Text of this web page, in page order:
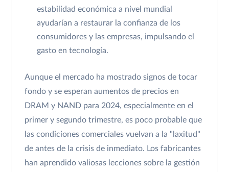
estabilidad económica a nivel mundial
ayudarían a restaurar la confianza de los
consumidores y las empresas, impulsando el
gasto en tecnología.
Aunque el mercado ha mostrado signos de tocar
fondo y se esperan aumentos de precios en
DRAM y NAND para 2024, especialmente en el
primer y segundo trimestre, es poco probable que
las condiciones comerciales vuelvan a la "laxitud"
de antes de la crisis de inmediato. Los fabricantes
han aprendido valiosas lecciones sobre la gestión